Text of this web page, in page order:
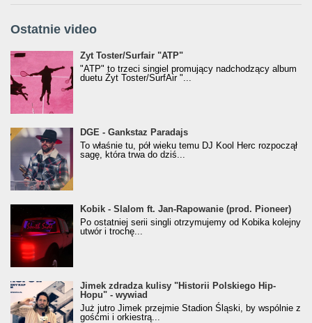
Ostatnie video
Żyt Toster/SurfAir - ATP VIDEO
Żyt Toster/Surfair "ATP"
"ATP" to trzeci singiel promujący nadchodzący album
duetu Żyt Toster/SurfAir "...
donGURALesko z nagrodą za
Klasyczny/Trueschoolowy Album Roku
(Popkillery 2023)
DGE - Gankstaz Paradajs
To właśnie tu, pół wieku temu DJ Kool Herc rozpoczął
sagę, która trwa do dziś...
Kobik - Slalom ft. Jan-Rapowanie (prod. Pioneer)
[Official Music Visualiser]
Kobik - Slalom ft. Jan-Rapowanie (prod. Pioneer)
Po ostatniej serii singli otrzymujemy od Kobika kolejny
utwór i trochę...
Jimek zdradza kulisy "Historii Polskiego Hip-
Hopu" - wywiad
Jimek zdradza kulisy "Historii Polskiego Hip-
Hopu" - wywiad
Już jutro Jimek przejmie Stadion Śląski, by wspólnie z
gośćmi i orkiestrą...